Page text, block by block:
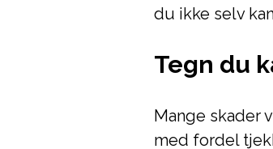
du ikke selv
Tegn du
Mange skader
med fordel